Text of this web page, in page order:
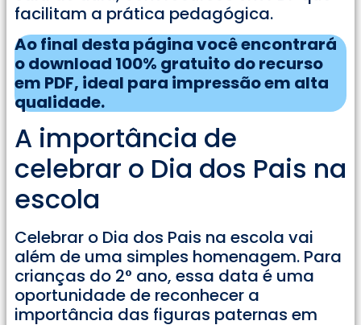
facilitam a prática pedagógica.
Ao final desta página você encontrará
o download 100% gratuito do recurso
em PDF, ideal para impressão em alta
qualidade.
A importância de
celebrar o Dia dos Pais na
escola
Celebrar o Dia dos Pais na escola vai
além de uma simples homenagem. Para
crianças do 2° ano, essa data é uma
oportunidade de reconhecer a
importância das figuras paternas em